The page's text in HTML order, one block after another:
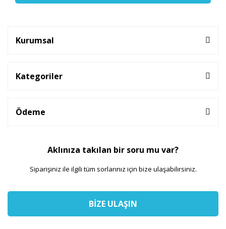
Kurumsal
Kategoriler
Ödeme
Aklınıza takılan bir soru mu var?
Siparişiniz ile ilgili tüm sorlarınız için bize ulaşabilirsiniz.
BİZE ULAŞIN